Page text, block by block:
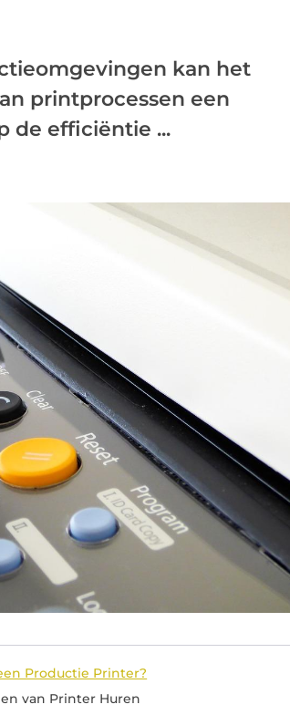
kan het
printprocessen een
de efficiëntie ...
Productie Printer?
van Printer Huren